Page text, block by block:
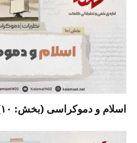
اسلام و دموکراسی (بخش: ۱۰)